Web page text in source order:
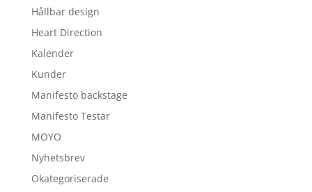
Hållbar design
Heart Direction
Kalender
Kunder
Manifesto backstage
Manifesto Testar
MOYO
Nyhetsbrev
Okategoriserade